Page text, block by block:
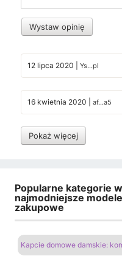
Wystaw opinię
12 lipca 2020 Ys...pl
16 kwietnia 2020 af...a5
Pokaż więcej
Popularne kategorie
najmodniejsze
zakupowe
Kapcie domowe damskie: